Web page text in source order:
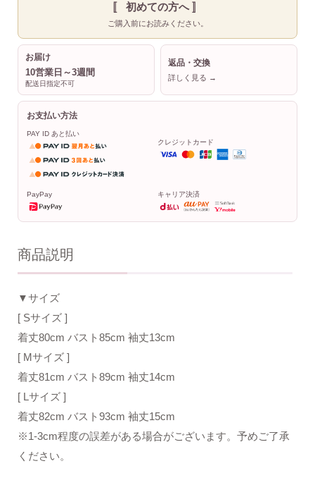
〚 初めての方へ 〛
ご購入前にお読みください。
お届け
10営業日～3週間
配送日指定不可
返品・交換
詳しく見る →
お支払い方法
PAY ID あと払い
クレジットカード
PayPay キャリア決済
商品説明
▼サイズ
[ Sサイズ ]
着丈80cm バスト85cm 袖丈13cm
[ Mサイズ ]
着丈81cm バスト89cm 袖丈14cm
[ Lサイズ ]
着丈82cm バスト93cm 袖丈15cm
※1-3cm程度の誤差がある場合がございます。予めご了承
ください。